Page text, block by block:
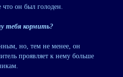
что он был голоден.
тебя кормить?
но, тем не менее, он
проявляет к нему больше